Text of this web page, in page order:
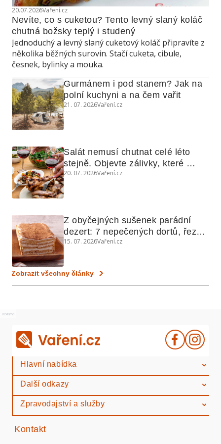
20.07.2026Vaření.cz
Nevíte, co s cuketou? Tento levný slaný koláč
chutná božsky teplý i studený
Jednoduchý a levný slaný cuketový koláč připravíte z
několika běžných surovin. Stačí cuketa, cibule,
česnek, bylinky a mouka.
Gurmánem i pod stanem? Jak na
polní kuchyni a na čem vařit
21. 07. 2026Vaření.cz
Salát nemusí chutnat celé léto
stejně. Objevte zálivky, které
využijete i na maso, nudle nebo
20. 07. 2026Vaření.cz
Z obyčejných sušenek parádní
dezert: 7 nepečených dortů, řezů
a koláčů
15. 07. 2026Vaření.cz
Zobrazit všechny články
Reklama
Hlavní nabídka
Další odkazy
Zpravodajství a služby
Kontakt